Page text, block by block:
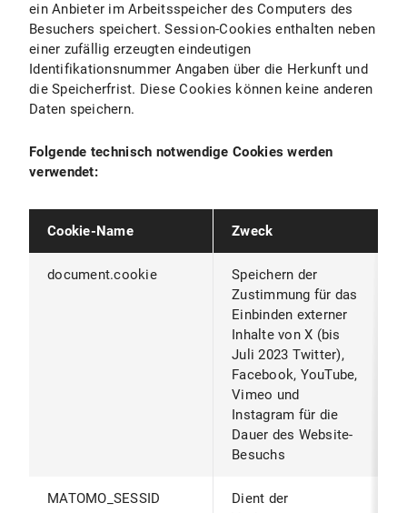
ein Anbieter im Arbeitsspeicher des Computers des
Besuchers speichert. Session-Cookies enthalten neben
einer zufällig erzeugten eindeutigen
Identifikationsnummer Angaben über die Herkunft und
die Speicherfrist. Diese Cookies können keine anderen
Daten speichern.
Folgende technisch notwendige Cookies werden
verwendet:
Cookie-Name Zweck
document.cookie
Speichern der
Zustimmung für das
Einbinden externer
Inhalte von X (bis
Juli 2023 Twitter),
Facebook, YouTube,
Vimeo und
Instagram für die
Dauer des Website-
Besuchs
MATOMO_SESSID
Dient der